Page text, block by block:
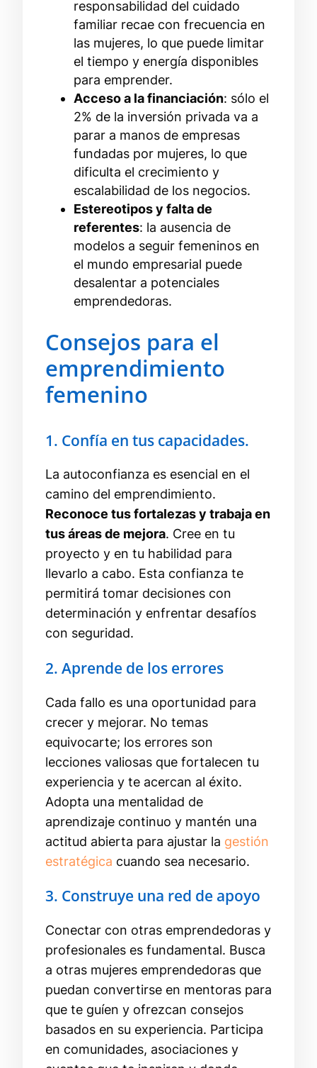
responsabilidad del cuidado
familiar recae con frecuencia en
las mujeres, lo que puede limitar
el tiempo y energía disponibles
para emprender.
Acceso a la financiación: sólo el
2% de la inversión privada va a
parar a manos de empresas
fundadas por mujeres, lo que
dificulta el crecimiento y
escalabilidad de los negocios.
Estereotipos y falta de
referentes: la ausencia de
modelos a seguir femeninos en
el mundo empresarial puede
desalentar a potenciales
emprendedoras.
Consejos para el
emprendimiento
femenino
1. Confía en tus capacidades.
La autoconfianza es esencial en el
camino del emprendimiento.
Reconoce tus fortalezas y trabaja en
tus áreas de mejora. Cree en tu
proyecto y en tu habilidad para
llevarlo a cabo. Esta confianza te
permitirá tomar decisiones con
determinación y enfrentar desafíos
con seguridad.
2. Aprende de los errores
Cada fallo es una oportunidad para
crecer y mejorar. No temas
equivocarte; los errores son
lecciones valiosas que fortalecen tu
experiencia y te acercan al éxito.
Adopta una mentalidad de
aprendizaje continuo y mantén una
actitud abierta para ajustar la gestión
estratégica cuando sea necesario.
3. Construye una red de apoyo
Conectar con otras emprendedoras y
profesionales es fundamental. Busca
a otras mujeres emprendedoras que
puedan convertirse en mentoras para
que te guíen y ofrezcan consejos
basados en su experiencia. Participa
en comunidades, asociaciones y